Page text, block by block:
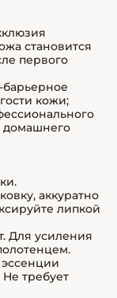
становится
первого
барьерное
кожи;
домашнего
аккуратно
липкой
Для усиления
требует